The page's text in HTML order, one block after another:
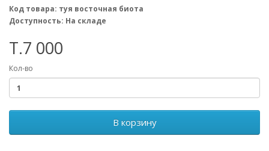
Код товара: туя восточная биота
Доступность: На складе
T.7 000
Кол-во
В корзину